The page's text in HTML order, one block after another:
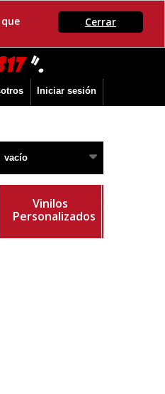
Cerrar
Iniciar sesión
vacío
Vinilos
Personalizados